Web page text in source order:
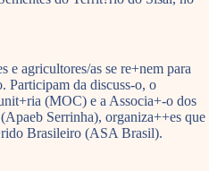
e agricultores/as se re+nem para
Participam da discuss-o, o
(MOC) e a Associa+-o dos
Serrinha), organiza++es que
Brasileiro (ASA Brasil).